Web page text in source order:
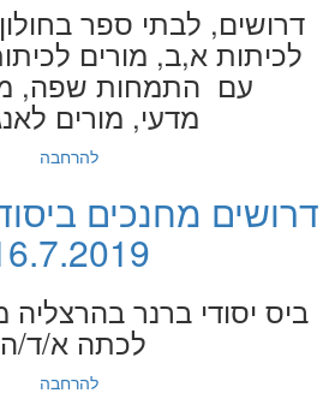
דרושים, לבתי ספר
לכיתות א,ב, מורים
עם התמחות שפה,
מדעי, מורים
להרחבה
דרושים מחנכים
ביס יסודי ברנר
לכתה א/ד/ה
להרחבה